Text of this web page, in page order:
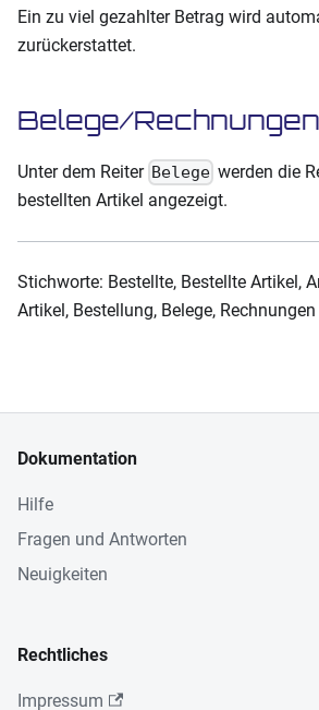
Ein zu viel gezahlter Betrag wird
zurückerstattet.
Belege/Rechnungen
Unter dem Reiter Belege werden die
bestellten Artikel angezeigt.
Stichworte: Bestellte, Bestellte Artikel,
Artikel, Bestellung, Belege, Rechnungen
Dokumentation
Hilfe
Fragen und Antworten
Neuigkeiten
Rechtliches
Impressum